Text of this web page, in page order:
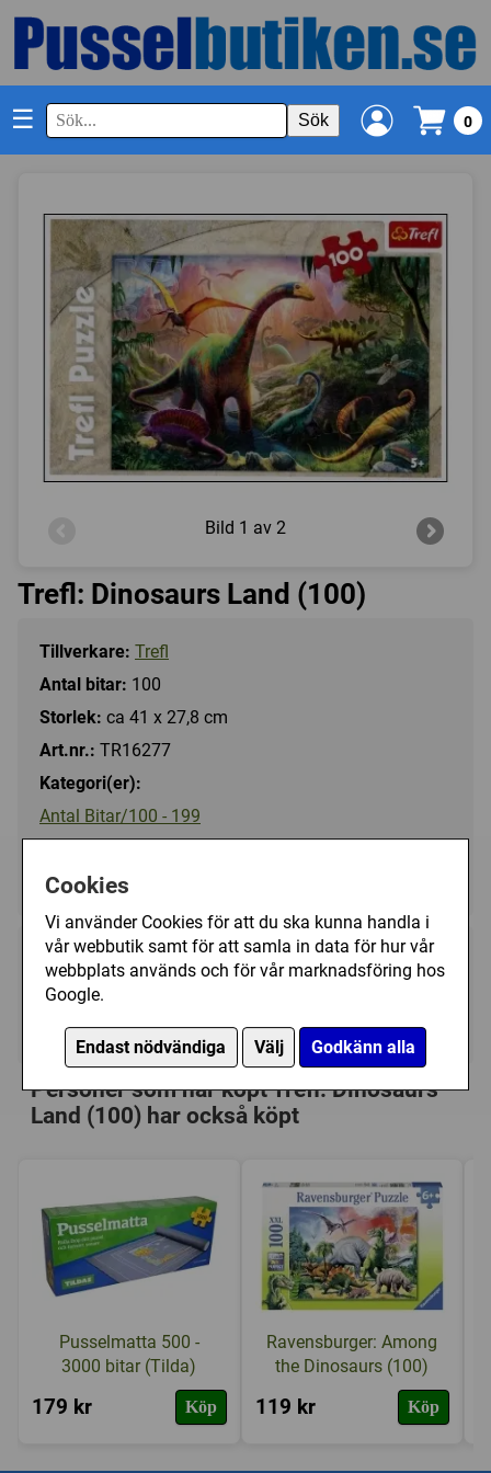
Cookies
Vi använder Cookies för att du ska kunna handla i
vår webbutik samt för att samla in data för hur vår
webbplats används och för vår marknadsföring hos
Google.
Endast nödvändiga Välj Godkänn alla
☰ Sök 0
Bild 1 av 2
Trefl: Dinosaurs Land (100)
Tillverkare: Trefl
Antal bitar: 100
Storlek: ca 41 x 27,8 cm
Art.nr.: TR16277
Kategori(er):
Antal Bitar/100 - 199
Tecknat/Övrigt
79 kr Köp
I lager, leveranstid 1-3 vardagar
Personer som har köpt Trefl: Dinosaurs
Land (100) har också köpt
Pusselmatta 500 -
3000 bitar (Tilda)
179 kr Köp
Ravensburger: Among
the Dinosaurs (100)
119 kr Köp